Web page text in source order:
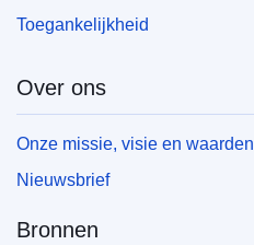
Toegankelijkheid
Over ons
Onze missie, visie en waarden
Nieuwsbrief
Bronnen